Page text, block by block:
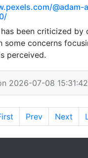
@adam-
has been criticized by
some concerns
perceived.
2026-07-08 15:31:42
Prev Next